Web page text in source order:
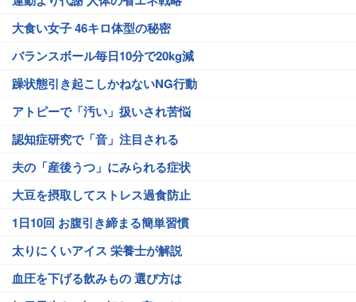
大食い女子 46キロ体型の秘密
バランスボール毎日10分で20kg減
躁状態引き起こしかねないNG行動
アトピーで「汚い」扱いされ苦悩
認知症研究で「音」注目される
夫の「産後うつ」にみられる症状
大豆を摂取してストレス過食防止
1日10回 お腹引き締まる簡単習慣
太りにくいアイス 栄養士が解説
血圧を下げる飲みもの 選び方は